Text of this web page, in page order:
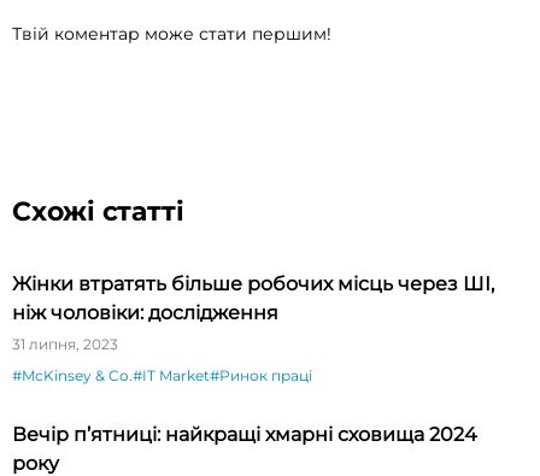
Твій коментар може стати першим!
Схожі статті
Жінки втратять більше робочих місць через ШІ,
ніж чоловіки: дослідження
31 липня, 2023
#McKinsey & Co.#IT Market#Ринок праці
Вечір п’ятниці: найкращі хмарні сховища 2024
року